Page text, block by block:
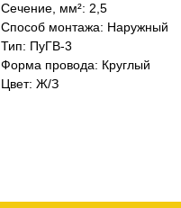
Сечение, мм²: 2,5
Способ монтажа: Наружный
Тип: ПуГВ-3
Форма провода: Круглый
Цвет: Ж/З